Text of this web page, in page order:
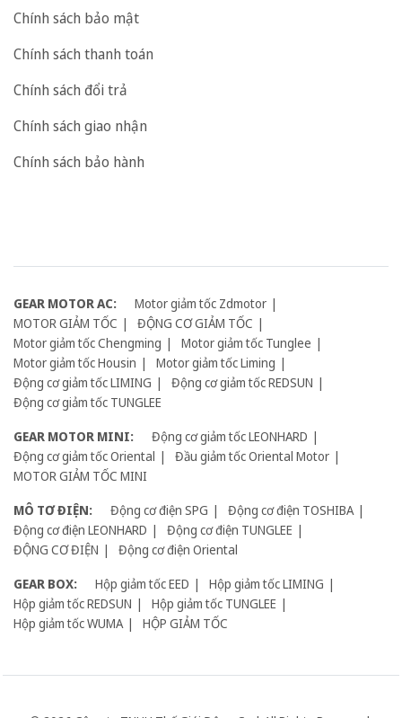
Chính sách bảo mật
Chính sách thanh toán
Chính sách đổi trả
Chính sách giao nhận
Chính sách bảo hành
GEAR MOTOR AC:
Motor giảm tốc Zdmotor
MOTOR GIẢM TỐC
ĐỘNG CƠ GIẢM TỐC
Motor giảm tốc Chengming
Motor giảm tốc Tunglee
Motor giảm tốc Housin
Motor giảm tốc Liming
Động cơ giảm tốc LIMING
Động cơ giảm tốc REDSUN
Động cơ giảm tốc TUNGLEE
GEAR MOTOR MINI:
Động cơ giảm tốc LEONHARD
Động cơ giảm tốc Oriental
Đầu giảm tốc Oriental Motor
MOTOR GIẢM TỐC MINI
MÔ TƠ ĐIỆN:
Động cơ điện SPG
Động cơ điện TOSHIBA
Động cơ điện LEONHARD
Động cơ điện TUNGLEE
ĐỘNG CƠ ĐIỆN
Động cơ điện Oriental
GEAR BOX:
Hộp giảm tốc EED
Hộp giảm tốc LIMING
Hộp giảm tốc REDSUN
Hộp giảm tốc TUNGLEE
Hộp giảm tốc WUMA
HỘP GIẢM TỐC